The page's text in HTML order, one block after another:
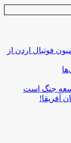
فوتبال اردن از
جنگ است